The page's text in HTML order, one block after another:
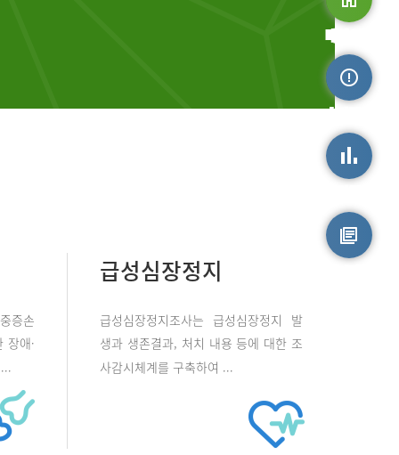
증손
장애·
급성심장정지
급성심장정지조사는 급성심장정지 발
생과 생존결과, 처치 내용 등에 대한 조
사감시체계를 구축하여 ...
메인으로
손상정보